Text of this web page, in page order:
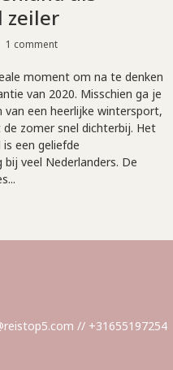
zeiler
1 comment
moment om na te denken
van 2020. Misschien ga je
van een heerlijke wintersport,
zomer snel dichterbij. Het
een geliefde
veel Nederlanders. De
// +31655197254